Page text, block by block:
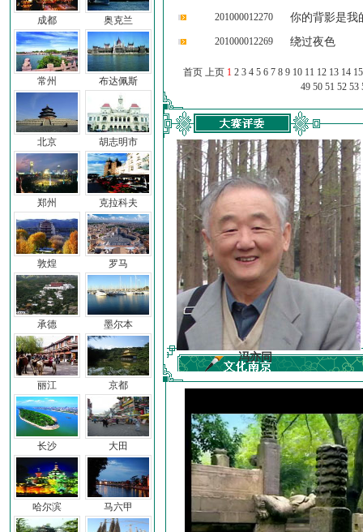
成都
常州
北京
郑州
敦煌
承德
丽江
长沙
哈尔滨
奥克兰
布达佩斯
胡志明市
克拉科夫
罗马
墨尔本
京都
大田
马六甲
201000012270 你的背影是我
201000012269 绕过夜色
首页 上页 1 2 3 4 5 6 7 8 9 10 11 12 13 14 15
49 50 51 52 53
前子 冯亦同